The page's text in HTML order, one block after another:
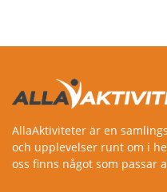
AllaAktiviteter är en
och upplevelser runt om i
oss finns något som passar